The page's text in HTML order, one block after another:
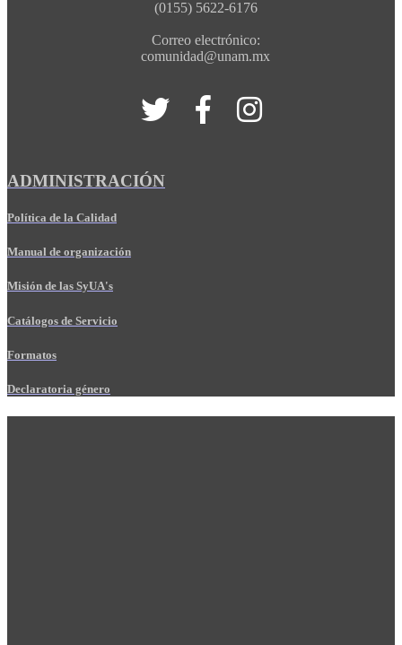
(0155) 5622-6176
Correo electrónico:
comunidad@unam.mx
ADMINISTRACIÓN
Política de la Calidad
Manual de organización
Misión de las SyUA's
Catálogos de Servicio
Formatos
Declaratoria género